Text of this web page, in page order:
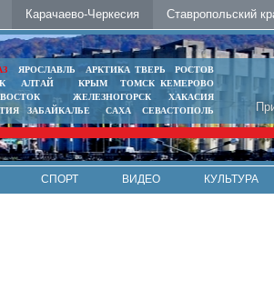
Карачаево-Черкесия Ставропольский
ЯРОСЛАВЛЬ АРКТИКА ТВЕРЬ
РОСТОВ
АЛТАЙ КРЫМ ТОМСК КЕМЕРОВО
ЖЕЛЕЗНОГОРСК
ХАКАСИЯ
ЗАБАЙКАЛЬЕ САХА СЕВАСТОПОЛЬ
СПОРТ ВИДЕО КУЛЬТУРА